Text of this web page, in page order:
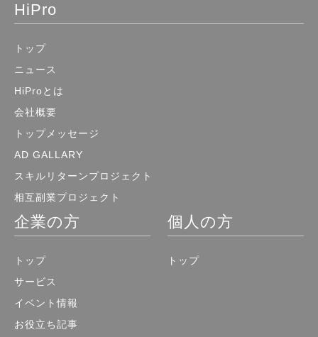
HiPro
トップ
ニュース
HiProとは
会社概要
トップメッセージ
AD GALLARY
スキルリターンプロジェクト
相互副業プロジェクト
企業の方
トップ
サービス
イベント情報
お役立ち記事
個人の方
トップ